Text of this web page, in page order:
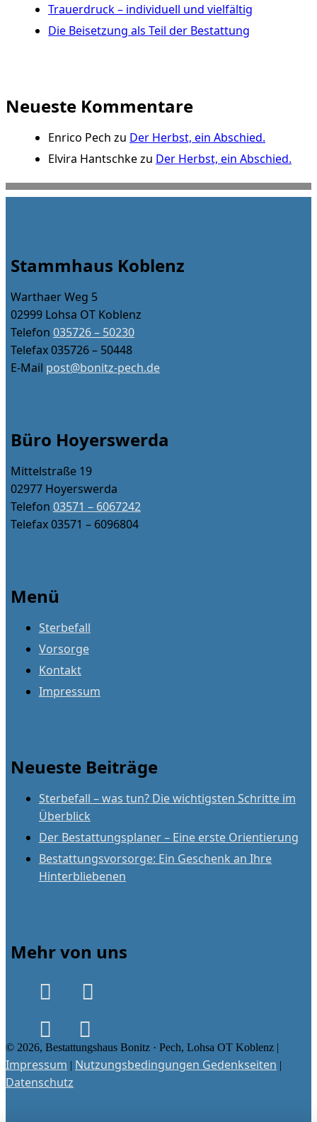
Trauerdruck – individuell und vielfältig
Die Beisetzung als Teil der Bestattung
Neueste Kommentare
Enrico Pech zu Der Herbst, ein Abschied.
Elvira Hantschkezu Der Herbst, ein Abschied.
Stammhaus Koblenz
Warthaer Weg 5
02999 Lohsa OT Koblenz
Telefon 035726 – 50230
Telefax 035726 – 50448
E-Mail post@bonitz-pech.de
Büro Hoyerswerda
Mittelstraße 19
02977 Hoyerswerda
Telefon 03571 – 6067242
Telefax 03571 – 6096804
Menü
Sterbefall
Vorsorge
Kontakt
Impressum
Neueste Beiträge
Sterbefall – was tun? Die wichtigsten Schritte im
Überblick
Der Bestattungsplaner – Eine erste Orientierung
Bestattungsvorsorge: Ein Geschenk an Ihre
Hinterbliebenen
Mehr von uns
© 2026, Bestattungshaus Bonitz · Pech, Lohsa OT Koblenz |
Impressum | Nutzungsbedingungen Gedenkseiten |
Datenschutz